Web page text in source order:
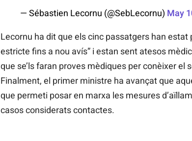
— Sébastien Lecornu (@SebLecornu) May
Lecornu ha dit que els cinc passatgers han estat
estricte fins a nou avís” i estan sent atesos
que se’ls faran proves mèdiques per conèixer el
Finalment, el primer ministre ha avançat que
que permeti posar en marxa les mesures
casos considerats contactes.